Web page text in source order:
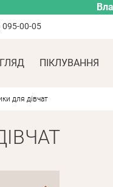
095-00-05
ПІКЛУВАННЯ
для дівчат